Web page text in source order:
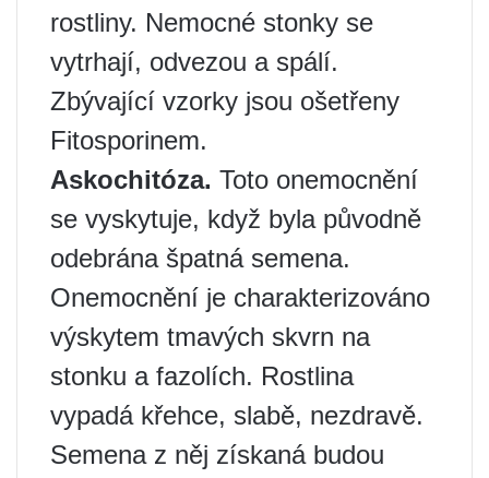
rostliny. Nemocné stonky se
vytrhají, odvezou a spálí.
Zbývající vzorky jsou ošetřeny
Fitosporinem.
Askochitóza. Toto onemocnění
se vyskytuje, když byla původně
odebrána špatná semena.
Onemocnění je charakterizováno
výskytem tmavých skvrn na
stonku a fazolích. Rostlina
vypadá křehce, slabě, nezdravě.
Semena z něj získaná budou